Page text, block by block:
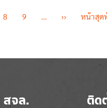
8 9 … ››Next page
หน้าสุด
สจล. ติด